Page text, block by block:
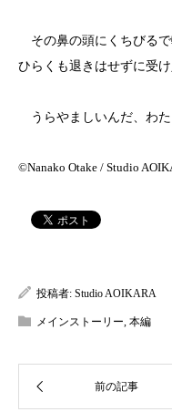
その鼻の頭にくちびる
ひらくも退きはせずに受け
うらやましいんだ、わた
©︎Nanako Otake / Studio
投稿者: Studio AOIKARA
メインストーリー, 本編